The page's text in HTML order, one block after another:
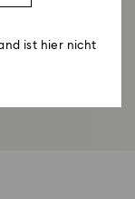
ist hier nicht